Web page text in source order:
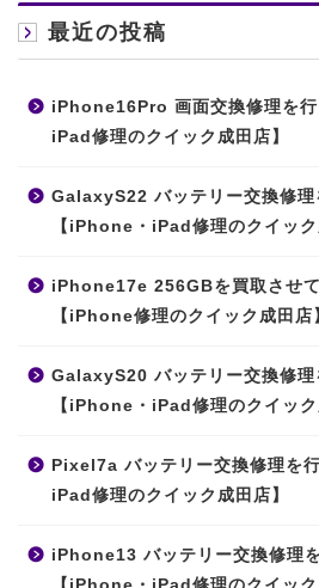
最近の投稿
iPhone16Pro 画面交換修理を
iPad修理のクイック成田店】
GalaxyS22 バッテリー交換修理
【iPhone・iPad修理のクイック
iPhone17e 256GBを買取させ
【iPhone修理のクイック成田店
GalaxyS20 バッテリー交換修理
【iPhone・iPad修理のクイック
Pixel7a バッテリー交換修理を
iPad修理のクイック成田店】
iPhone13 バッテリー交換修理